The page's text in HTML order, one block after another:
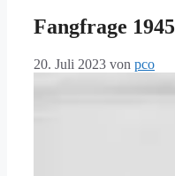
Fangfrage 1945
20. Juli 2023 von pco